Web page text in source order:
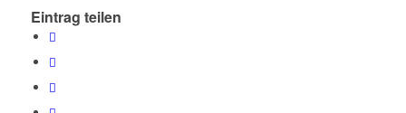
Eintrag teilen